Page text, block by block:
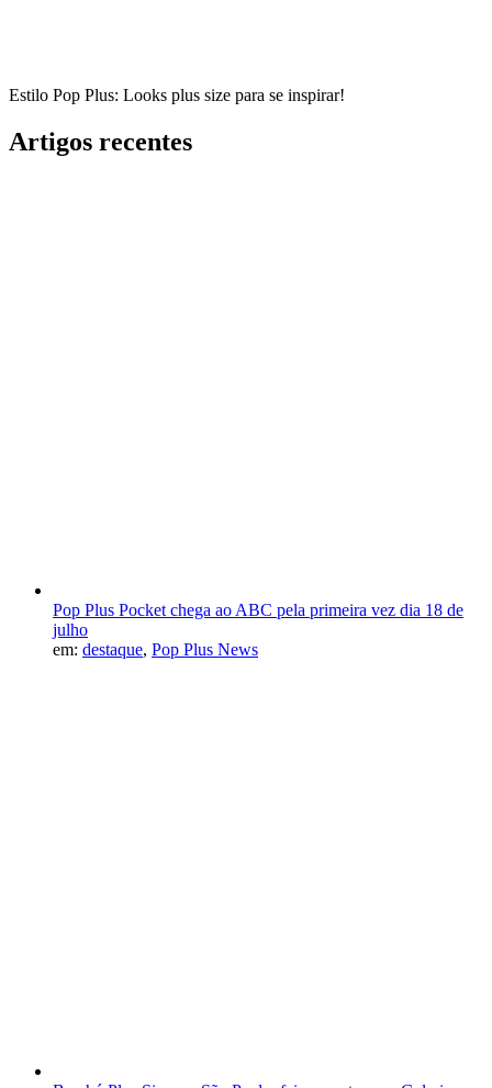
Estilo Pop Plus: Looks plus size para se inspirar!
Artigos recentes
Pop Plus Pocket chega ao ABC pela primeira vez dia 18 de
julho
em: destaque, Pop Plus News